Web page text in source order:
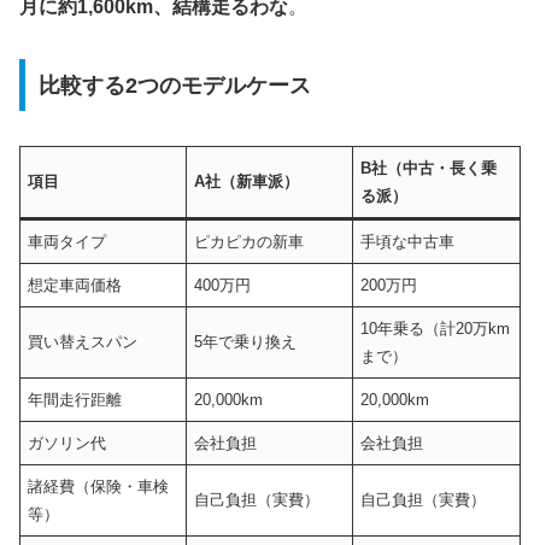
月に約1,600km、結構走るわな。
比較する2つのモデルケース
項目 A社（新車派）
B社（中古・長く乗
る派）
車両タイプ ピカピカの新車 手頃な中古車
想定車両価格 400万円 200万円
買い替えスパン 5年で乗り換え
10年乗る（計20万km
まで）
年間走行距離 20,000km 20,000km
ガソリン代 会社負担 会社負担
諸経費（保険・車検
等）
自己負担（実費） 自己負担（実費）